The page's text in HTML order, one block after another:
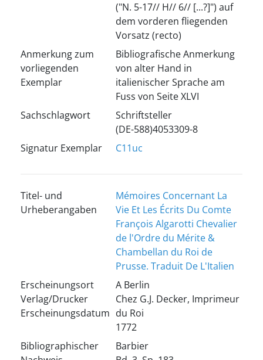
("N. 5-17// H// 6// [...?]") auf
dem vorderen fliegenden
Vorsatz (recto)
Anmerkung zum
vorliegenden
Exemplar
Bibliografische Anmerkung
von alter Hand in
italienischer Sprache am
Fuss von Seite XLVI
Sachschlagwort
Schriftsteller
(DE-588)4053309-8
Signatur Exemplar
C11uc
Titel- und
Urheberangaben
Mémoires Concernant La
Vie Et Les Écrits Du Comte
François Algarotti Chevalier
de l'Ordre du Mérite &
Chambellan du Roi de
Prusse. Traduit De L'Italien
Erscheinungsort
Verlag/Drucker
Erscheinungsdatum
A Berlin
Chez G.J. Decker, Imprimeur
du Roi
1772
Bibliographischer
Barbier